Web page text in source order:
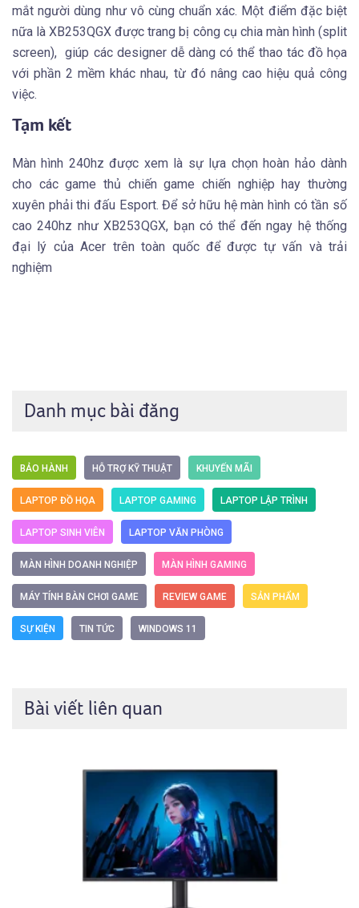
mắt người dùng như vô cùng chuẩn xác. Một điểm đặc biệt
nữa là XB253QGX được trang bị công cụ chia màn hình (split
screen), giúp các designer dễ dàng có thể thao tác đồ họa
với phần 2 mềm khác nhau, từ đó nâng cao hiệu quả công
việc.
Tạm kết
Màn hình 240hz được xem là sự lựa chọn hoàn hảo dành
cho các game thủ chiến game chiến nghiệp hay thường
xuyên phải thi đấu Esport. Để sở hữu hệ màn hình có tần số
cao 240hz như XB253QGX, bạn có thể đến ngay hệ thống
đại lý của Acer trên toàn quốc để được tự vấn và trải
nghiệm
Danh mục bài đăng
BẢO HÀNH HỖ TRỢ KỸ THUẬT KHUYẾN MÃI
LAPTOP ĐỒ HỌA LAPTOP GAMING LAPTOP LẬP TRÌNH
LAPTOP SINH VIÊN LAPTOP VĂN PHÒNG
MÀN HÌNH DOANH NGHIỆP MÀN HÌNH GAMING
MÁY TÍNH BÀN CHƠI GAME REVIEW GAME SẢN PHẨM
SỰ KIỆN TIN TỨC WINDOWS 11
Bài viết liên quan